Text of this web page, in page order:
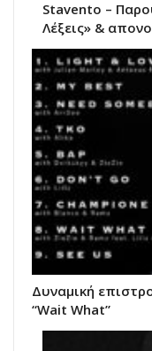
Stavento –
Λέξεις» &
Δυναμική
“Wait What”